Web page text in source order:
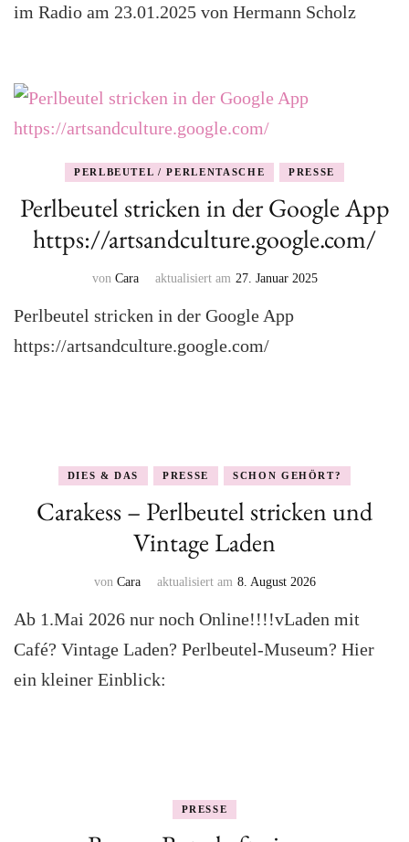
im Radio am 23.01.2025 von Hermann Scholz
PERLBEUTEL / PERLENTASCHE PRESSE
Perlbeutel stricken in der Google App
https://artsandculture.google.com/
von Cara aktualisiert am 27. Januar 2025
Perlbeutel stricken in der Google App
https://artsandculture.google.com/
DIES & DAS PRESSE SCHON GEHÖRT?
Carakess – Perlbeutel stricken und
Vintage Laden
von Cara aktualisiert am 8. August 2026
Ab 1.Mai 2026 nur noch Online!!!!vLaden mit
Café? Vintage Laden? Perlbeutel-Museum? Hier
ein kleiner Einblick:
PRESSE